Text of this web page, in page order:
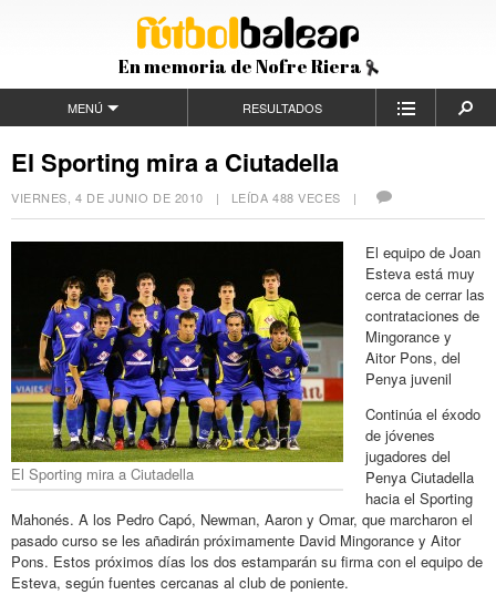
En memoria de Nofre Riera
MENÚ RESULTADOS
El Sporting mira a Ciutadella
VIERNES, 4 DE JUNIO DE 2010 | LEÍDA 488 VECES |
El Sporting mira a Ciutadella
El equipo de Joan
Esteva está muy
cerca de cerrar las
contrataciones de
Mingorance y
Aitor Pons, del
Penya juvenil
Continúa el éxodo
de jóvenes
jugadores del
Penya Ciutadella
hacia el Sporting
Mahonés. A los Pedro Capó, Newman, Aaron y Omar, que marcharon el
pasado curso se les añadirán próximamente David Mingorance y Aitor
Pons. Estos próximos días los dos estamparán su firma con el equipo de
Esteva, según fuentes cercanas al club de poniente.